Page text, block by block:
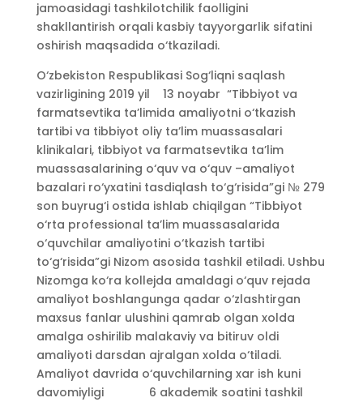
jamoasidagi tashkilotchilik faolligini
shakllantirish orqali kasbiy tayyorgarlik sifatini
oshirish maqsadida o‘tkaziladi.
O‘zbekiston Respublikasi Sog‘liqni saqlash
vazirligining 2019 yil 13 noyabr “Tibbiyot va
farmatsevtika ta’limida amaliyotni o‘tkazish
tartibi va tibbiyot oliy ta’lim muassasalari
klinikalari, tibbiyot va farmatsevtika ta’lim
muassasalarining o‘quv va o‘quv –amaliyot
bazalari ro‘yxatini tasdiqlash to‘g‘risida”gi № 279
son buyrug‘i ostida ishlab chiqilgan “Tibbiyot
o‘rta professional ta’lim muassasalarida
o‘quvchilar amaliyotini o‘tkazish tartibi
to‘g‘risida”gi Nizom asosida tashkil etiladi. Ushbu
Nizomga ko‘ra kollejda amaldagi o‘quv rejada
amaliyot boshlangunga qadar o‘zlashtirgan
maxsus fanlar ulushini qamrab olgan xolda
amalga oshirilib malakaviy va bitiruv oldi
amaliyoti darsdan ajralgan xolda o‘tiladi.
Amaliyot davrida o‘quvchilarning xar ish kuni
davomiyligi 6 akademik soatini tashkil